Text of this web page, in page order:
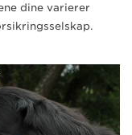
dine varierer